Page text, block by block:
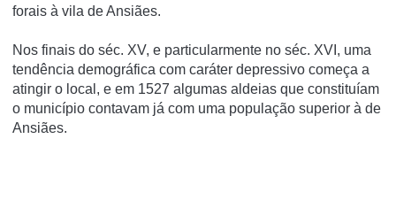
forais à vila de Ansiães.
Nos finais do séc. XV, e particularmente no séc. XVI, uma
tendência demográfica com caráter depressivo começa a
atingir o local, e em 1527 algumas aldeias que constituíam
o município contavam já com uma população superior à de
Ansiães.